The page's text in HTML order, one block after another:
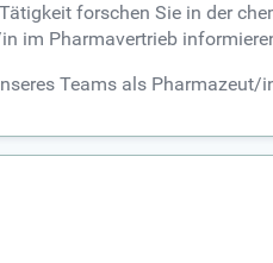
forschen Sie in der
im Pharmavertrieb
Teams als